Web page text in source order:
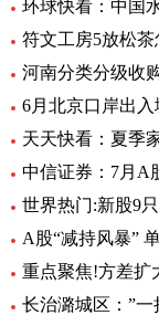
环球快看：中国
符文工房5放松茶
6月北京口岸出
天天快看：夏季
中信证券：7月A
A股“减持风暴”
重点聚焦!方差扩